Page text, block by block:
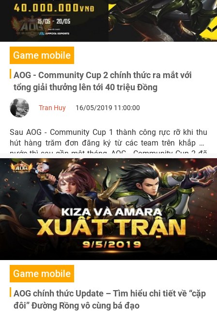
Game mobile
AOG - Community Cup 2 chính thức ra mắt với
tổng giải thưởng lên tới 40 triệu Đồng
Tran Huy 16/05/2019 11:00:00
Sau AOG - Community Cup 1 thành công rực rỡ khi thu
hút hàng trăm đơn đăng ký từ các team trên khắp cả
nước thì sau gần một tháng, AOG - Community Cup 2 đã
được NPH Gamota giới thiệu với số tiền thưởng vô cùng
giá trị.
Game mobile
AOG chính thức Update – Tìm hiểu chi tiết về “cặp
đôi” Đường Rồng vô cùng bá đạo